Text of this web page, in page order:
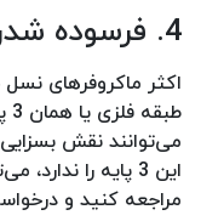
4. فرسوده شدن طبقه فلزی ماکروفر
اکثر ماکروفرهای نسل
می‌توانند نقش
این 3 پایه را
مراجعه کنید و درخواست 3 پایه فلزی